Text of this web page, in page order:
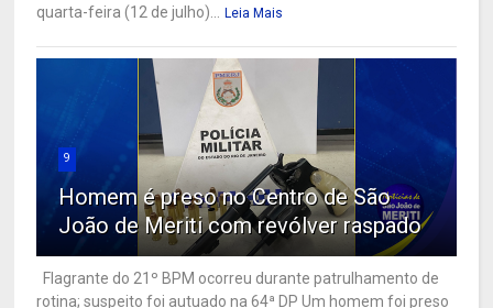
quarta-feira (12 de julho)... Leia Mais
9
Homem é preso no Centro de São
João de Meriti com revólver raspado
Flagrante do 21º BPM ocorreu durante patrulhamento de
rotina; suspeito foi autuado na 64ª DP Um homem foi preso